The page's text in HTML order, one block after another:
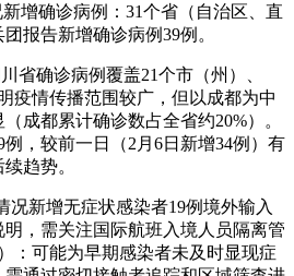
增确诊病例：31个省（自治区、直
报告新增确诊病例39例。
省确诊病例覆盖21个市（州）、
疫情传播范围较广，但以成都为中
成都累计确诊数占全省约20%）。
，较前一日（2月6日新增34例）有
趋势。
况新增无症状感染者19例境外输入
，需关注国际航班入境人员隔离管
：可能为早期感染者未及时显现症